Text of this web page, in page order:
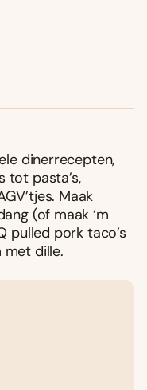
dinerrecepten,
tot pasta’s,
Maak
(of maak ‘m
pulled pork taco’s
met dille.